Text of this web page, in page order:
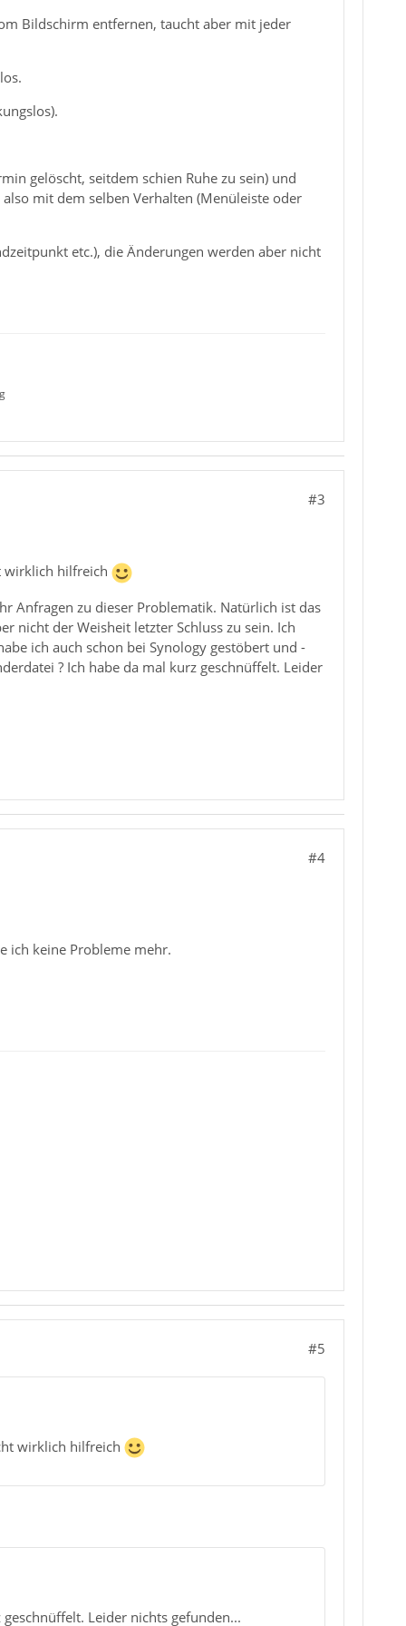
Bildschirm entfernen, taucht aber mit jeder
gelöscht, seitdem schien Ruhe zu sein) und
mit dem selben Verhalten (Menüleiste oder
etc.), die Änderungen werden aber nicht
#3
wirklich hilfreich
Anfragen zu dieser Problematik. Natürlich ist das
nicht der Weisheit letzter Schluss zu sein. Ich
ich auch schon bei Synology gestöbert und -
? Ich habe da mal kurz geschnüffelt. Leider
#4
ich keine Probleme mehr.
#5
wirklich hilfreich
Leider nichts gefunden...